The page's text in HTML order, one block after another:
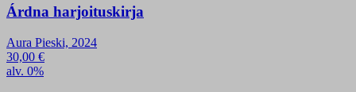
Árdna harjoituskirja
Aura Pieski, 2024
30,00 €
alv. 0%